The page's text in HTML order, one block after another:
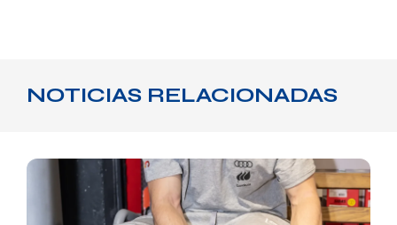
NOTICIAS RELACIONADAS